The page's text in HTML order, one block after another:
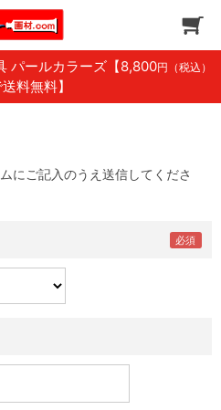
パールカラーズ 【8,800円（税込）
料無料】
にご記入のうえ送信してくださ